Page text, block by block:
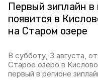
Первый зиплайн в
появится в
на Старом озере
В субботу, 3 августа,
Старое озеро в
первый в регионе